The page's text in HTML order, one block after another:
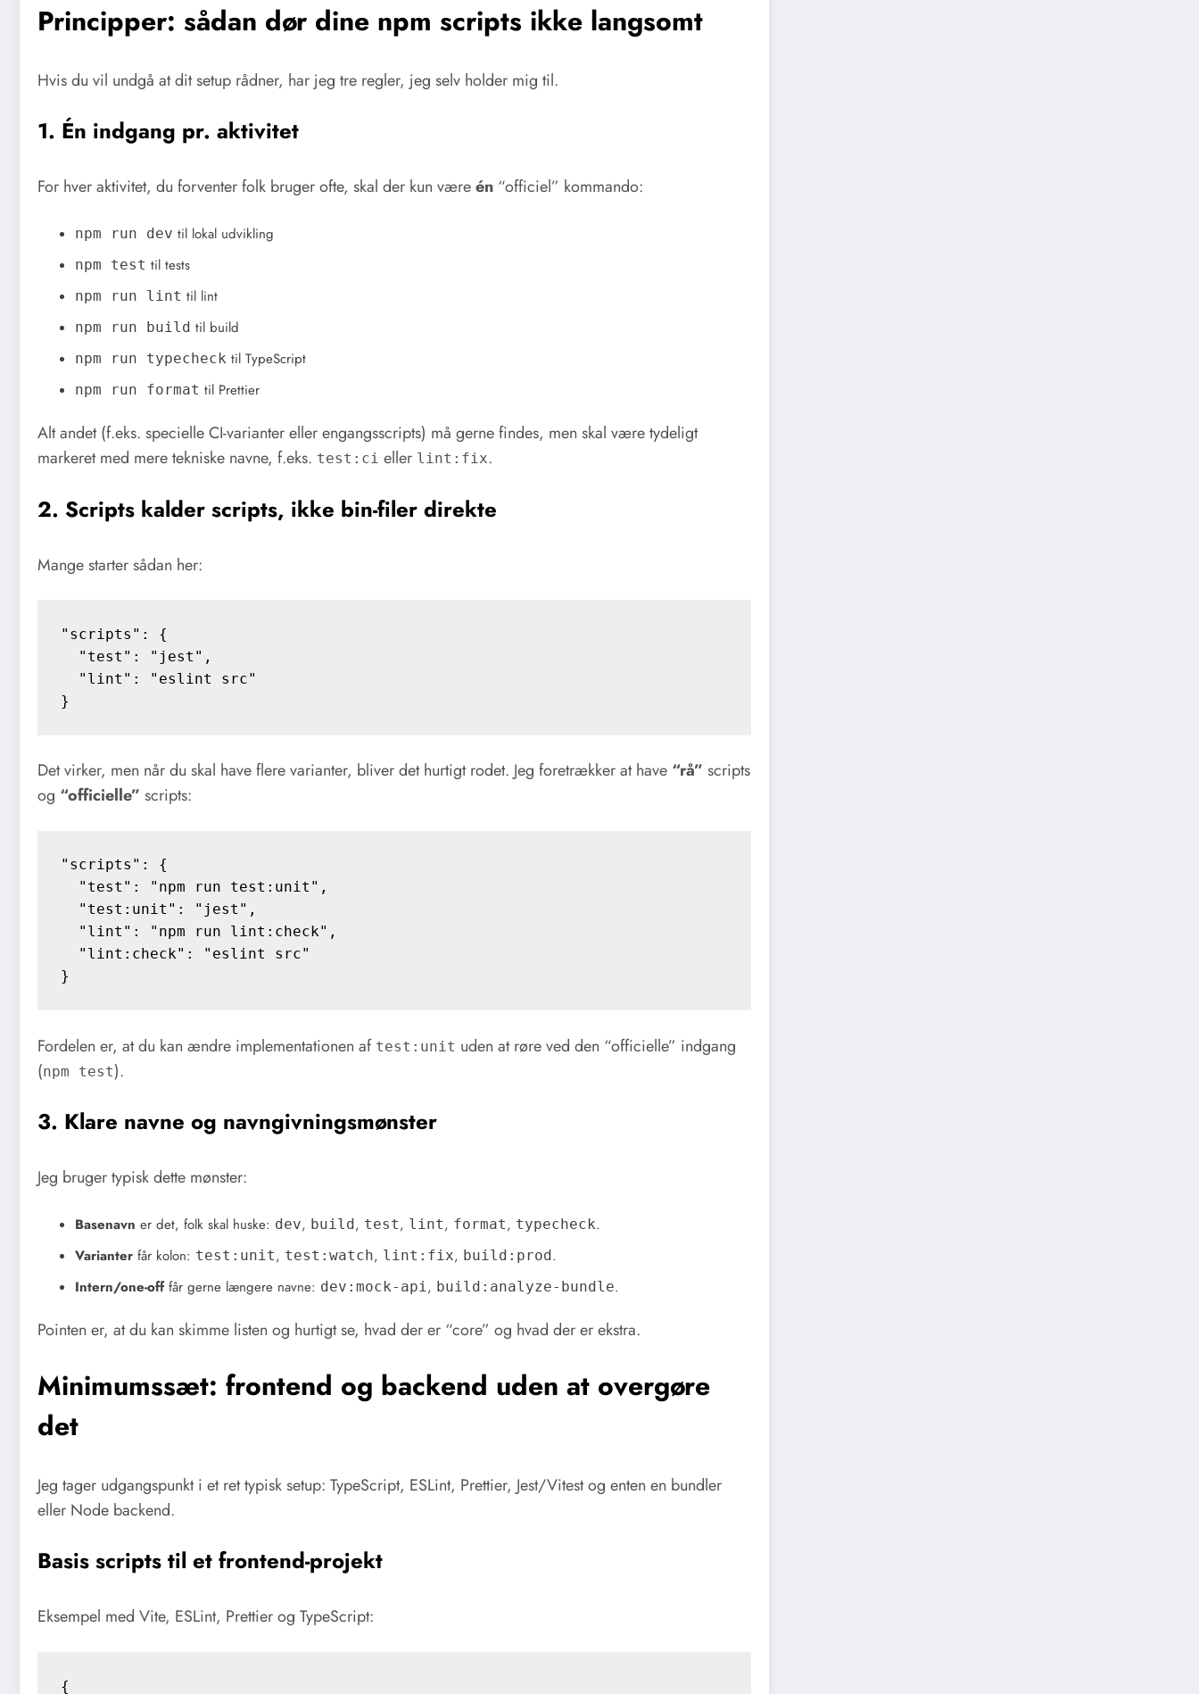
Principper: sådan dør dine npm scripts ikke langsomt
Hvis du vil undgå at dit setup rådner, har jeg tre regler, jeg selv holder mig til.
1. Én indgang pr. aktivitet
For hver aktivitet, du forventer folk bruger ofte, skal der kun væreén “officiel” kommando:
npm run dev til lokal udvikling
npm test til tests
npm run lint til lint
npm run build til build
npm run typecheck til TypeScript
npm run format til Prettier
Alt andet (f.eks. specielle CI-varianter eller engangsscripts) må gerne findes, men skal være tydeligt
markeret med mere tekniske navne, f.eks. test:ci eller lint:fix.
2. Scripts kalder scripts, ikke bin-filer direkte
Mange starter sådan her:
"scripts": {
  "test": "jest",
  "lint": "eslint src"
Det virker, men når du skal have flere varianter, bliver det hurtigt rodet. Jeg foretrækker at have “rå” scripts
og “officielle” scripts:
"scripts": {
  "test": "npm run test:unit",
  "test:unit": "jest",
  "lint": "npm run lint:check",
  "lint:check": "eslint src"
Fordelen er, at du kan ændre implementationen af test:unit uden at røre ved den “officielle” indgang
(npm test).
3. Klare navne og navngivningsmønster
Jeg bruger typisk dette mønster:
Basenavn er det, folk skal huske: dev, build, test, lint, format, typecheck.
Varianter får kolon: test:unit, test:watch, lint:fix, build:prod.
Intern/one-offfår gerne længere navne: dev:mock-api , build:analyze-bundle.
Pointen er, at du kan skimme listen og hurtigt se, hvad der er “core” og hvad der er ekstra.
Minimumssæt: frontend og backend uden at overgøre
det
Jeg tager udgangspunkt i et ret typisk setup: TypeScript, ESLint, Prettier, Jest/Vitest og enten en bundler
eller Node backend.
Basis scripts til et frontend-projekt
Eksempel med Vite, ESLint, Prettier og TypeScript:
{